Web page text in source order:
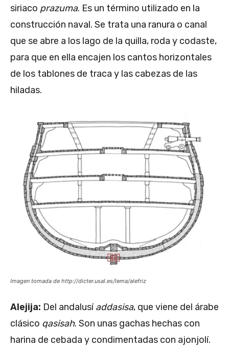
siriaco prazuma. Es un término utilizado en la
construcción naval. Se trata una ranura o canal
que se abre a los lago de la quilla, roda y codaste,
para que en ella encajen los cantos horizontales
de los tablones de traca y las cabezas de las
hiladas.
Imagen tomada de http://dicter.usal.es/lema/alefriz
Alejija: Del andalusíaddasisa, que viene del árabe
clásico qasisah. Son unas gachas hechas con
harina de cebada y condimentadas con ajonjolí.